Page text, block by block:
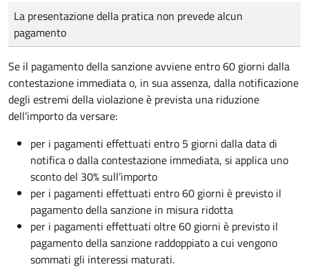
Tipo di pagamento
Importo
La presentazione della pratica non prevede alcun
pagamento
Se il pagamento della sanzione avviene entro 60 giorni dalla
contestazione immediata o, in sua assenza, dalla notificazione
degli estremi della violazione è prevista una riduzione
dell'importo da versare:
per i pagamenti effettuati entro 5 giorni dalla data di
notifica o dalla contestazione immediata, si applica uno
sconto del 30% sull’importo
per i pagamenti effettuati entro 60 giorni è previsto il
pagamento della sanzione in misura ridotta
per i pagamenti effettuati oltre 60 giorni è previsto il
pagamento della sanzione raddoppiato a cui vengono
sommati gli interessi maturati.